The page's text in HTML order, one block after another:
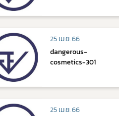
25 เม.ย. 66
dangerous-
cosmetics-301
25 เม.ย. 66